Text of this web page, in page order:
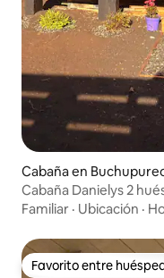
Cabaña en
Cabaña Danielys 2
Familiar · Ubicación ·
Favorito entre
Favorito entre